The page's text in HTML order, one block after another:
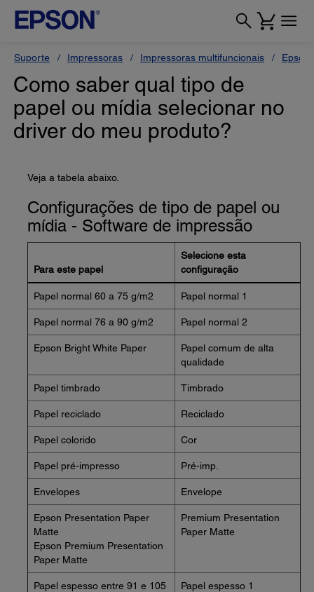
Suporte Impressoras Impressoras multifuncionais Epson
Como saber qual tipo de
papel ou mídia selecionar no
driver do meu produto?
Veja a tabela abaixo.
Configurações de tipo de papel ou
mídia - Software de impressão
Para este papel
Selecione esta
configuração
Papel normal 60 a 75 g/m2 Papel normal 1
Papel normal 76 a 90 g/m2 Papel normal 2
Epson Bright White Paper
Papel comum de alta
qualidade
Papel timbrado Timbrado
Papel reciclado Reciclado
Papel colorido Cor
Papel pré-impresso Pré-imp.
Envelopes Envelope
Epson Presentation Paper
Matte
Epson Premium Presentation
Paper Matte
Premium Presentation
Paper Matte
Papel espesso entre 91 e 105
Papel espesso 1